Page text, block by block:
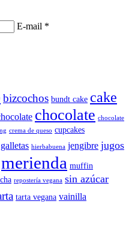
E-mail *
bizcochos bundt cake cake
chocolate chocolate
crema de queso cupcakes
galletas hierbabuena jengibre jugos
merienda muffin
repostería vegana sin azúcar
tarta vegana vainilla